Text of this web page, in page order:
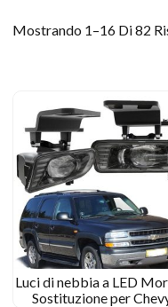
Mostrando 1–16 Di 82
Luci di nebbia a LED
Sostituzione per